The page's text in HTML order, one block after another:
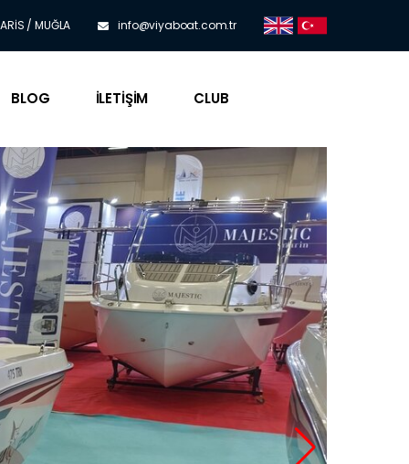
/ MUĞLA info@viyaboat.com.tr
BLOG İLETIŞIM CLUB